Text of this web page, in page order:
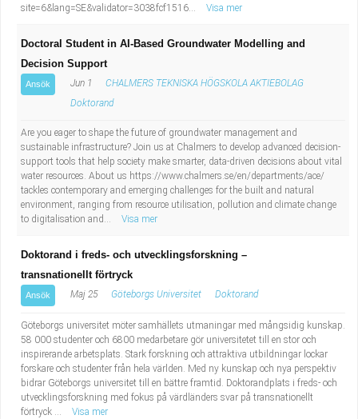
site=6&lang=SE&validator=3038fcf1516...
Visa mer
Doctoral Student in AI-Based Groundwater Modelling and
Decision Support
Ansök Jun 1
CHALMERS TEKNISKA HÖGSKOLA AKTIEBOLAG
Doktorand
Are you eager to shape the future of groundwater management and
sustainable infrastructure? Join us at Chalmers to develop advanced decision-
support tools that help society make smarter, data-driven decisions about vital
water resources. About us https://www.chalmers.se/en/departments/ace/
tackles contemporary and emerging challenges for the built and natural
environment, ranging from resource utilisation, pollution and climate change
to digitalisation and...
Visa mer
Doktorand i freds- och utvecklingsforskning –
transnationellt förtryck
Ansök Maj 25 Göteborgs Universitet Doktorand
Göteborgs universitet möter samhällets utmaningar med mångsidig kunskap.
58 000 studenter och 6800 medarbetare gör universitetet till en stor och
inspirerande arbetsplats. Stark forskning och attraktiva utbildningar lockar
forskare och studenter från hela världen. Med ny kunskap och nya perspektiv
bidrar Göteborgs universitet till en bättre framtid. Doktorandplats i freds- och
utvecklingsforskning med fokus på värdländers svar på transnationellt
förtryck ...
Visa mer